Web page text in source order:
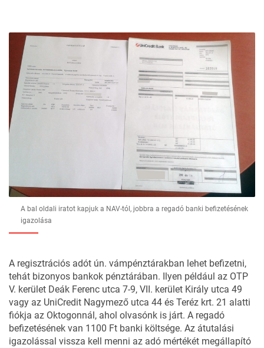
A bal oldali iratot kapjuk a NAV-tól, jobbra a regadó banki befizetésének
igazolása
A regisztrációs adót ún. vámpénztárakban lehet befizetni,
tehát bizonyos bankok pénztárában. Ilyen például az OTP
V. kerület Deák Ferenc utca 7-9, VII. kerület Király utca 49
vagy az UniCredit Nagymező utca 44 és Teréz krt. 21 alatti
fiókja az Oktogonnál, ahol olvasónk is járt. A regadó
befizetésének van 1100 Ft banki költsége. Az átutalási
igazolással vissza kell menni az adó mértékét megállapító